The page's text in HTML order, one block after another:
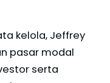
kelola, Jeffrey
pasar modal
serta